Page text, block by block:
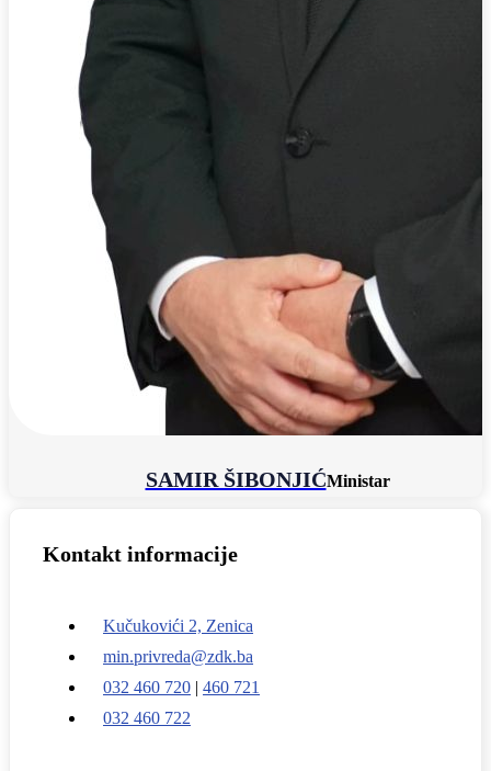
SAMIR ŠIBONJIĆMinistar
Kontakt informacije
Kučukovići 2, Zenica
min.privreda@zdk.ba
032 460 720 | 460 721
032 460 722